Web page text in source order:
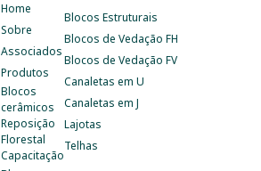
Home
Sobre
Associados
Produtos
Blocos
cerâmicos
Reposição
Florestal
Capacitação
Blocos Estruturais
Blocos de Vedação FH
Blocos de Vedação FV
Canaletas em U
Canaletas em J
Lajotas
Telhas